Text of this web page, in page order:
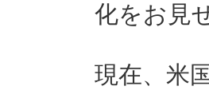
化をお見
現在、米